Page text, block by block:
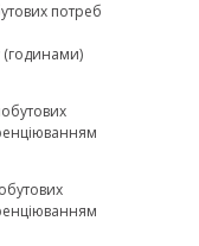
потреб
(годинами)